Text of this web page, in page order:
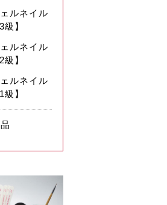
ルネイル
】
ルネイル
】
ルネイル
】